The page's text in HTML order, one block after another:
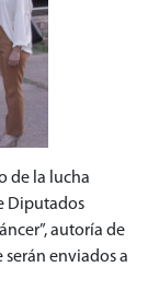
de la lucha
Diputados
autoría de
serán enviados a